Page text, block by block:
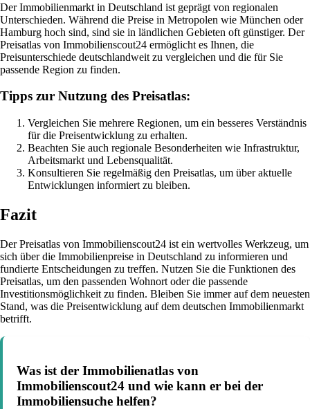
Der Immobilienmarkt in Deutschland ist geprägt von regionalen
Unterschieden. Während die Preise in Metropolen wie München oder
Hamburg hoch sind, sind sie in ländlichen Gebieten oft günstiger. Der
Preisatlas von Immobilienscout24 ermöglicht es Ihnen, die
Preisunterschiede deutschlandweit zu vergleichen und die für Sie
passende Region zu finden.
Tipps zur Nutzung des Preisatlas:
Vergleichen Sie mehrere Regionen, um ein besseres Verständnis
für die Preisentwicklung zu erhalten.
Beachten Sie auch regionale Besonderheiten wie Infrastruktur,
Arbeitsmarkt und Lebensqualität.
Konsultieren Sie regelmäßig den Preisatlas, um über aktuelle
Entwicklungen informiert zu bleiben.
Fazit
Der Preisatlas von Immobilienscout24 ist ein wertvolles Werkzeug, um
sich über die Immobilienpreise in Deutschland zu informieren und
fundierte Entscheidungen zu treffen. Nutzen Sie die Funktionen des
Preisatlas, um den passenden Wohnort oder die passende
Investitionsmöglichkeit zu finden. Bleiben Sie immer auf dem neuesten
Stand, was die Preisentwicklung auf dem deutschen Immobilienmarkt
betrifft.
Was ist der Immobilienatlas von
Immobilienscout24 und wie kann er bei der
Immobiliensuche helfen?